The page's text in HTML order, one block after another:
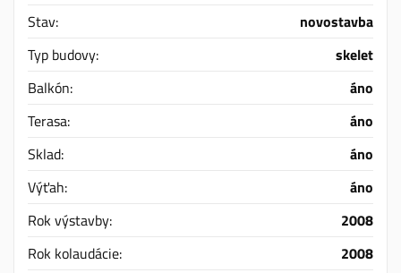
Stav:
novostavba
Typ budovy:
skelet
Balkón:
áno
Terasa:
áno
Sklad:
áno
Výťah:
áno
Rok výstavby:
2008
Rok kolaudácie:
2008